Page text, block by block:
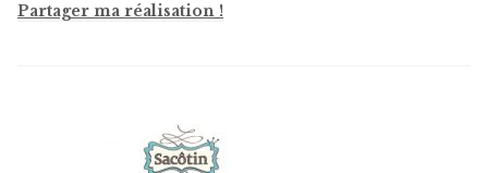
Partager ma réalisation !